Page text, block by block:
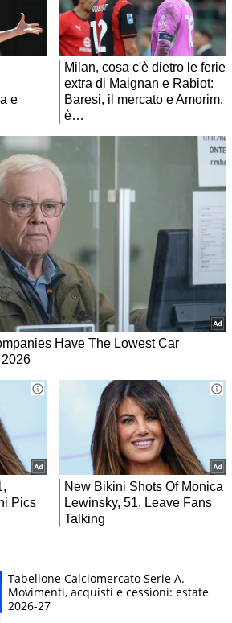
Tabellone Calciomercato Serie A.
Movimenti, acquisti e cessioni: estate
2026-27